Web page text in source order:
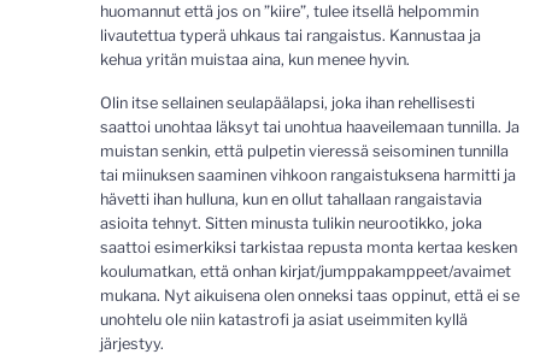
huomannut että jos on ”kiire”, tulee itsellä helpommin
livautettua typerä uhkaus tai rangaistus. Kannustaa ja
kehua yritän muistaa aina, kun menee hyvin.
Olin itse sellainen seulapäälapsi, joka ihan rehellisesti
saattoi unohtaa läksyt tai unohtua haaveilemaan tunnilla. Ja
muistan senkin, että pulpetin vieressä seisominen tunnilla
tai miinuksen saaminen vihkoon rangaistuksena harmitti ja
hävetti ihan hulluna, kun en ollut tahallaan rangaistavia
asioita tehnyt. Sitten minusta tulikin neurootikko, joka
saattoi esimerkiksi tarkistaa repusta monta kertaa kesken
koulumatkan, että onhan kirjat/jumppakamppeet/avaimet
mukana. Nyt aikuisena olen onneksi taas oppinut, että ei se
unohtelu ole niin katastrofi ja asiat useimmiten kyllä
järjestyy.